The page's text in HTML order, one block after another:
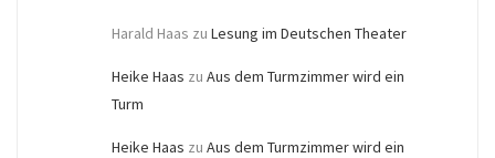
Harald Haas zu Lesung im Deutschen Theater
Heike Haas zu Aus dem Turmzimmer wird ein
Turm
Heike Haas zu Aus dem Turmzimmer wird ein